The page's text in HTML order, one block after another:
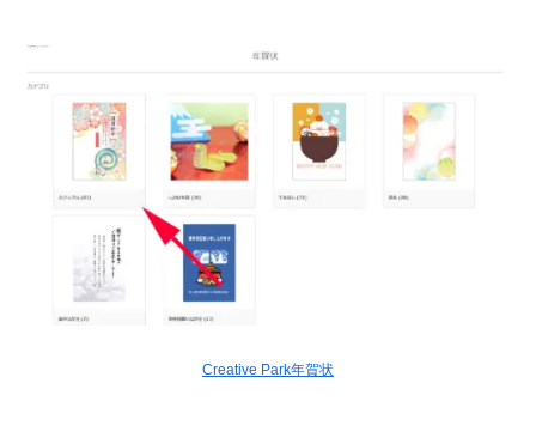
Creative Park年賀状